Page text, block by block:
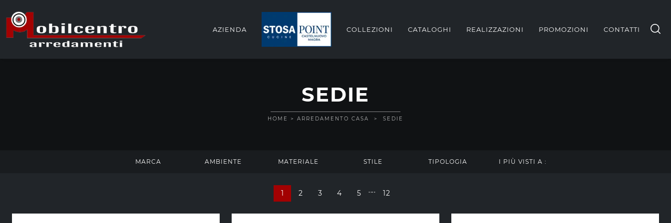
AZIENDA COLLEZIONI CATALOGHI REALIZZAZIONI PROMOZIONI CONTATTI
SEDIE
HOME > ARREDAMENTO CASA > SEDIE
MARCA AMBIENTE MATERIALE STILE TIPOLOGIA I PIÙ VISTI A :
1 2 3 4 5 .... 12